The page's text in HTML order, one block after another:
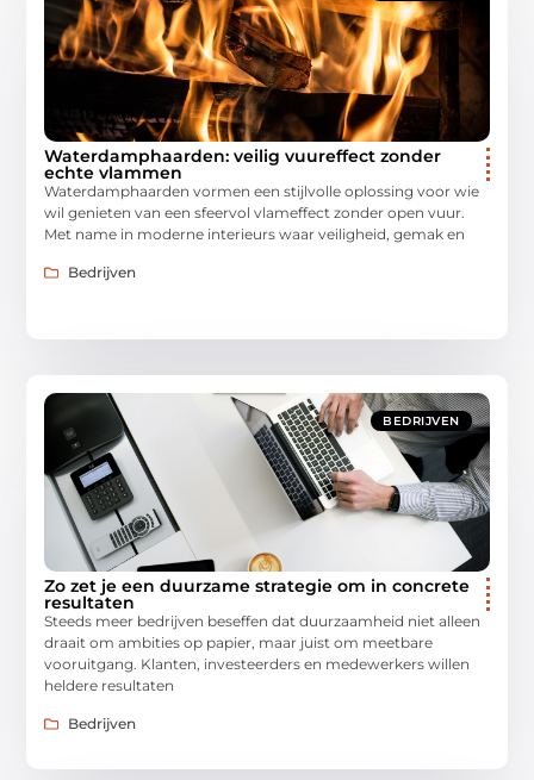
Waterdamphaarden: veilig vuureffect zonder
echte vlammen
Waterdamphaarden vormen een stijlvolle oplossing voor wie
wil genieten van een sfeervol vlameffect zonder open vuur.
Met name in moderne interieurs waar veiligheid, gemak en
Bedrijven
BEDRIJVEN
Zo zet je een duurzame strategie om in concrete
resultaten
Steeds meer bedrijven beseffen dat duurzaamheid niet alleen
draait om ambities op papier, maar juist om meetbare
vooruitgang. Klanten, investeerders en medewerkers willen
heldere resultaten
Bedrijven